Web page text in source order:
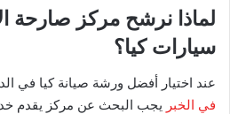
لماذا نرشح مركز صارحة
سيارات كيا؟
عند اختيار أفضل ورشة صيانة كيا في
في الخبر يجب البحث عن مركز يقدم